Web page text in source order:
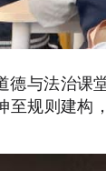
德与法治
至规则建